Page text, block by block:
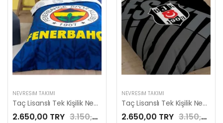
NEVRESIM TAKIMI
Taç Lisanslı Tek Kişilik Nevresim Takımı Fenerbahçe Palamut
2.650,00 TRY 3.150,00 TRY
NEVRESIM TAKIMI
Taç Lisanslı Tek Kişilik Nevresim Takımı Beşiktaş Siyah
2.650,00 TRY 3.150,00 TRY